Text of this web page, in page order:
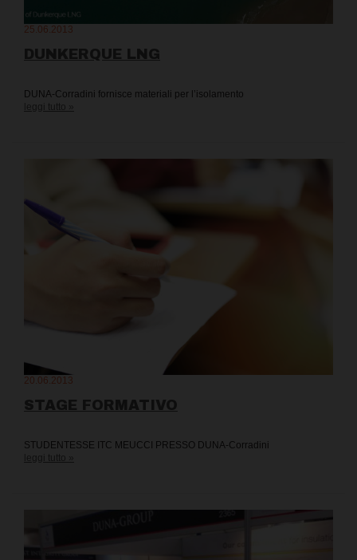
25.06.2013
DUNKERQUE LNG
DUNA-Corradini fornisce materiali per l’isolamento
leggi tutto »
20.06.2013
STAGE FORMATIVO
STUDENTESSE ITC MEUCCI PRESSO DUNA-Corradini
leggi tutto »